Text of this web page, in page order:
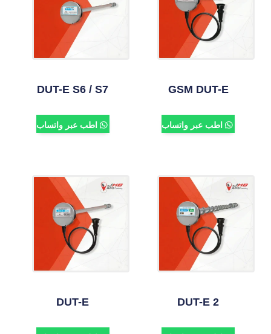
GSM DUT-E
اطب عبر واتساب
DUT-E S6 / S7
اطب عبر واتساب
DUT-E 2
DUT-E